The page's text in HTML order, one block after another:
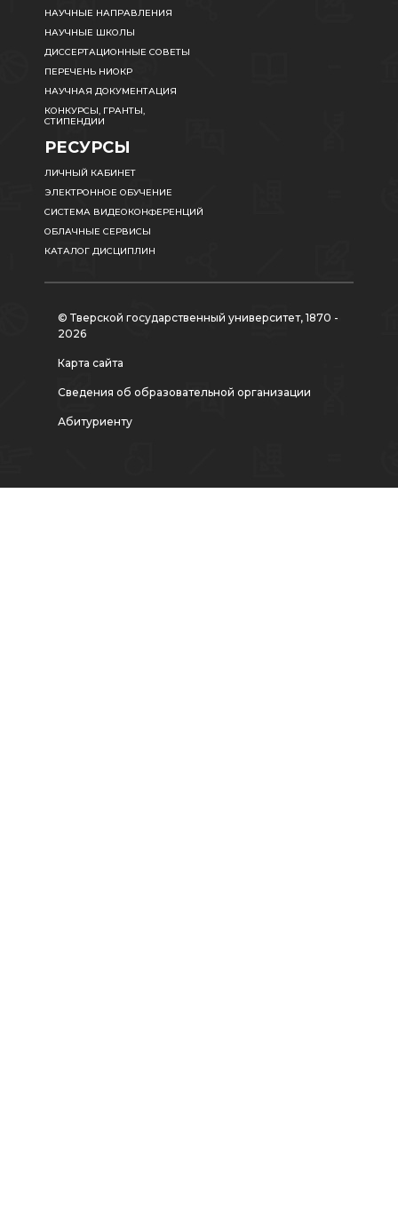
НАУЧНЫЕ НАПРАВЛЕНИЯ
НАУЧНЫЕ ШКОЛЫ
ДИССЕРТАЦИОННЫЕ СОВЕТЫ
ПЕРЕЧЕНЬ НИОКР
НАУЧНАЯ ДОКУМЕНТАЦИЯ
КОНКУРСЫ, ГРАНТЫ,
СТИПЕНДИИ
РЕСУРСЫ
ЛИЧНЫЙ КАБИНЕТ
ЭЛЕКТРОННОЕ ОБУЧЕНИЕ
СИСТЕМА ВИДЕОКОНФЕРЕНЦИЙ
ОБЛАЧНЫЕ СЕРВИСЫ
КАТАЛОГ ДИСЦИПЛИН
© Тверской государственный университет, 1870 -
2026
Карта сайта
Сведения об образовательной организации
Абитуриенту